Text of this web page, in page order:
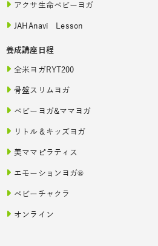
アクサ生命ベビーヨガ
JAHAnavi Lesson
養成講座日程
全米ヨガRYT200
骨盤スリムヨガ
ベビーヨガ&ママヨガ
リトル＆キッズヨガ
美ママピラティス
エモーションヨガ®
ベビーチャクラ
オンライン